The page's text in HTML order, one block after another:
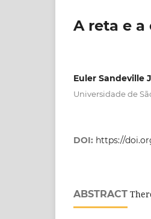
A reta e a
Euler Sandeville
Universidade de
DOI: https://
ABSTRACT